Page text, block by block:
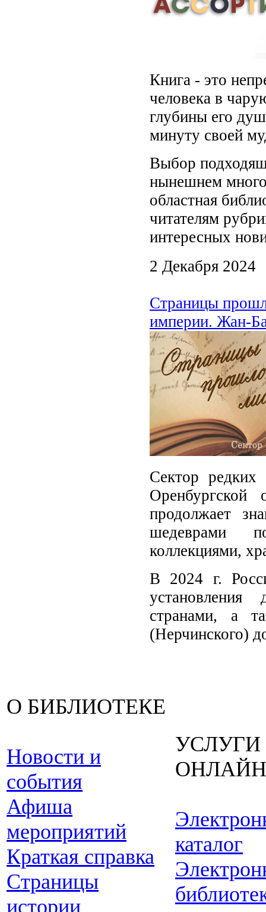
Книга - это
человека в
глубины его
минуту своей
Выбор
нынешнем
областная
читателям
интересных
2 Декабря 2024
Страницы
империи. Жан-
Сектор редких
продолжает
шедеврами
коллекциями,
В 2024 г.
странами, а
(Нерчинского)
О БИБЛИОТЕКЕ
Новости и
события
Афиша
мероприятий
Краткая справка
Страницы
истории
УСЛУГИ
ОНЛАЙН
каталог